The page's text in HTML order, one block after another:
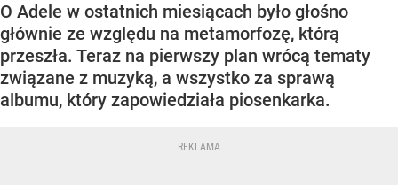
O Adele w ostatnich miesiącach było głośno
głównie ze względu na metamorfozę, którą
przeszła. Teraz na pierwszy plan wrócą tematy
związane z muzyką, a wszystko za sprawą
albumu, który zapowiedziała piosenkarka.